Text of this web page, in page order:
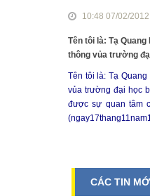
10:48 07/02/2012
Tên tôi là: Tạ
thông vủa trường
Tên tôi là: Tạ
vủa trường đại học
được sự quan tâm
CÁC TIN